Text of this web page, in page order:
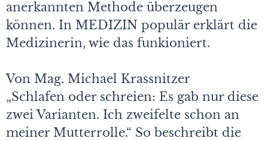
anerkannten Methode überzeugen
können. In MEDIZIN populär erklärt die
Medizinerin, wie das funkioniert.
Von Mag. Michael Krassnitzer
„Schlafen oder schreien: Es gab nur diese
zwei Varianten. Ich zweifelte schon an
meiner Mutterrolle.“ So beschreibt die